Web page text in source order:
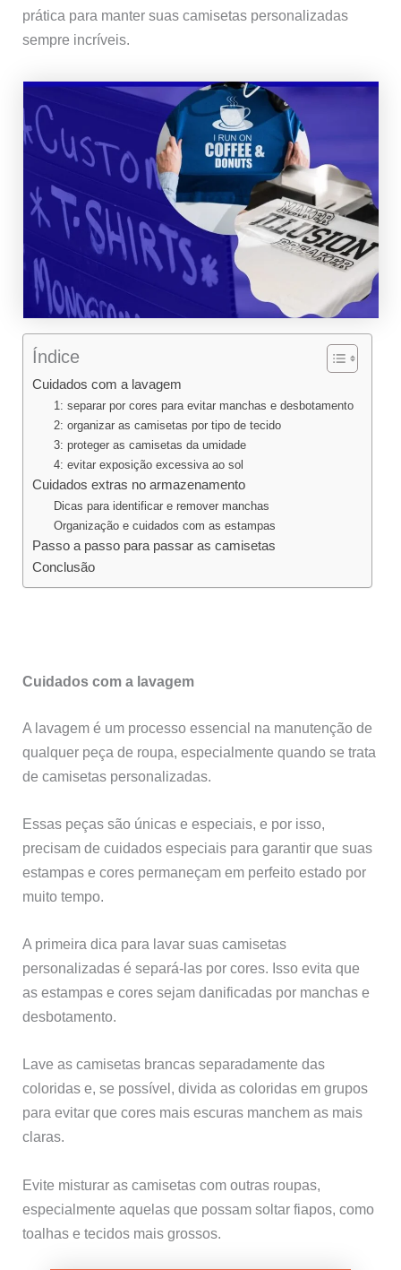
prática para manter suas camisetas personalizadas
sempre incríveis.
Índice
Cuidados com a lavagem
1: separar por cores para evitar manchas e desbotamento
2: organizar as camisetas por tipo de tecido
3: proteger as camisetas da umidade
4: evitar exposição excessiva ao sol
Cuidados extras no armazenamento
Dicas para identificar e remover manchas
Organização e cuidados com as estampas
Passo a passo para passar as camisetas
Conclusão
Cuidados com a lavagem
A lavagem é um processo essencial na manutenção de
qualquer peça de roupa, especialmente quando se trata
de camisetas personalizadas.
Essas peças são únicas e especiais, e por isso,
precisam de cuidados especiais para garantir que suas
estampas e cores permaneçam em perfeito estado por
muito tempo.
A primeira dica para lavar suas camisetas
personalizadas é separá-las por cores. Isso evita que
as estampas e cores sejam danificadas por manchas e
desbotamento.
Lave as camisetas brancas separadamente das
coloridas e, se possível, divida as coloridas em grupos
para evitar que cores mais escuras manchem as mais
claras.
Evite misturar as camisetas com outras roupas,
especialmente aquelas que possam soltar fiapos, como
toalhas e tecidos mais grossos.